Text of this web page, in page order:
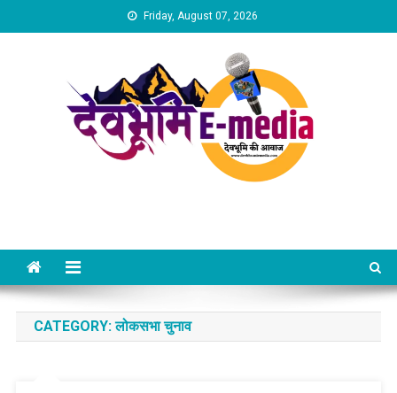
to
Friday, August 07, 2026
CATEGORY:लोकसभा चुनाव